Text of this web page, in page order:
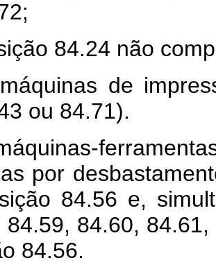
84.24 não
de
ou 84.71).
por
84.56 e,
84.59, 84.60,
84.56.